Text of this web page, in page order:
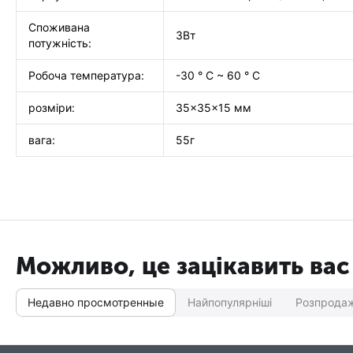
Споживана
потужність:
3Вт
Робоча температура: -30 ° C ~ 60 ° C
розміри: 35x35x15 мм
вага: 55г
Можливо, це зацікавить вас
Недавно просмотренные Найпопулярніші